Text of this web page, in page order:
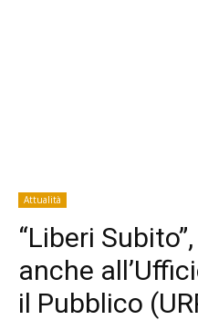
Attualità
“Liberi
anche
il Pubblico